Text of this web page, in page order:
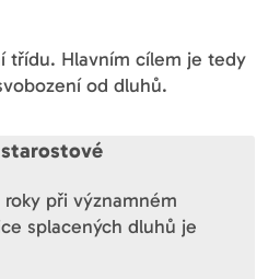
třídu. Hlavním cílem je tedy
od dluhů.
při významném
splacených dluhů je